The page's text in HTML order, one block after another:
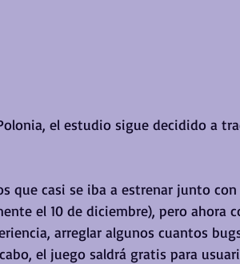
el estudio sigue decidido a
que casi se iba a estrenar junto
el 10 de diciembre), pero ahora
arreglar algunos cuantos
el juego saldrá gratis para